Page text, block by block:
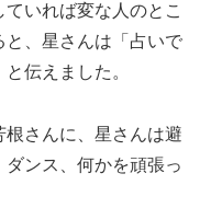
いれば変な人のとこ
、星さんは「占いで
伝えました。
さんに、星さんは避
ンス、何かを頑張っ